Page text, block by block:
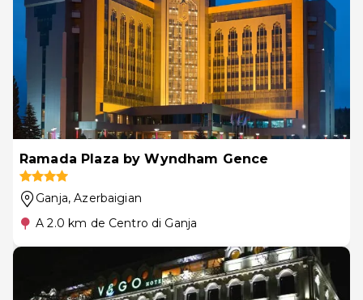
Ramada Plaza by Wyndham Gence
Ganja, Azerbaigian
A 2.0 km de Centro di Ganja